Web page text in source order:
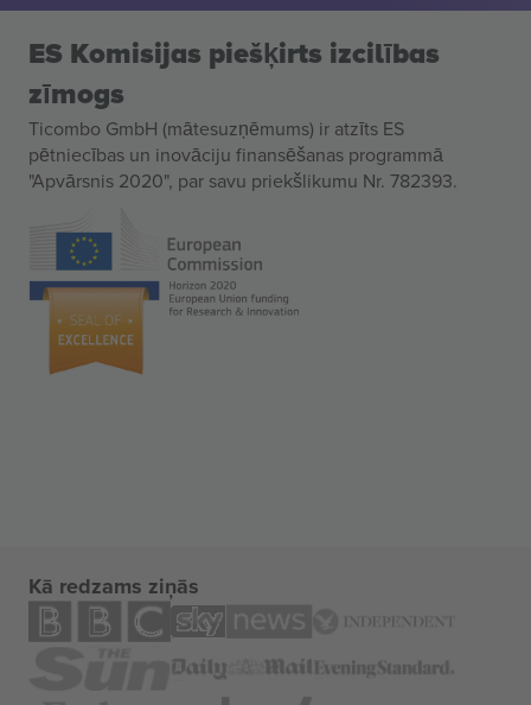
ES Komisijas piešķirts izcilības
zīmogs
Ticombo GmbH (mātesuzņēmums) ir atzīts ES
pētniecības un inovāciju finansēšanas programmā
"Apvārsnis 2020", par savu priekšlikumu Nr. 782393.
Kā redzams ziņās